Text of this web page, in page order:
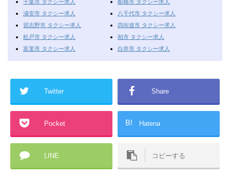
千葉市 タクシー求人
船橋市 タクシー求人
浦安市 タクシー求人
八千代市 タクシー求人
習志野市 タクシー求人
四街道市 タクシー求人
松戸市 タクシー求人
柏市 タクシー求人
富里市 タクシー求人
白井市 タクシー求人
Twitter Share
Pocket B! Hatena
LINE コピーする